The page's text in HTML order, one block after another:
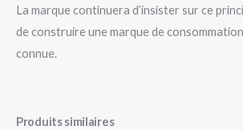
La marque continuera d’insister sur ce
de construire une marque de
connue.
Produits similaires